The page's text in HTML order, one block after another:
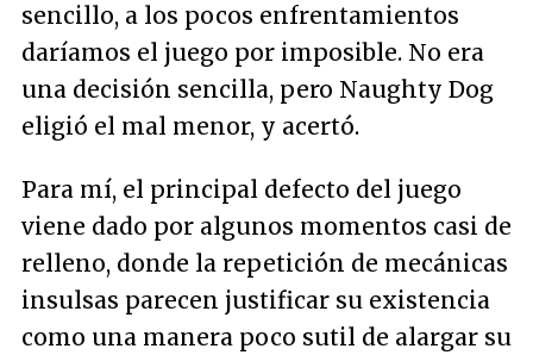
sencillo, a los pocos enfrentamientos
daríamos el juego por imposible. No era
una decisión sencilla, pero Naughty Dog
eligió el mal menor, y acertó.
Para mí, el principal defecto del juego
viene dado por algunos momentos casi de
relleno, donde la repetición de mecánicas
insulsas parecen justificar su existencia
como una manera poco sutil de alargar su